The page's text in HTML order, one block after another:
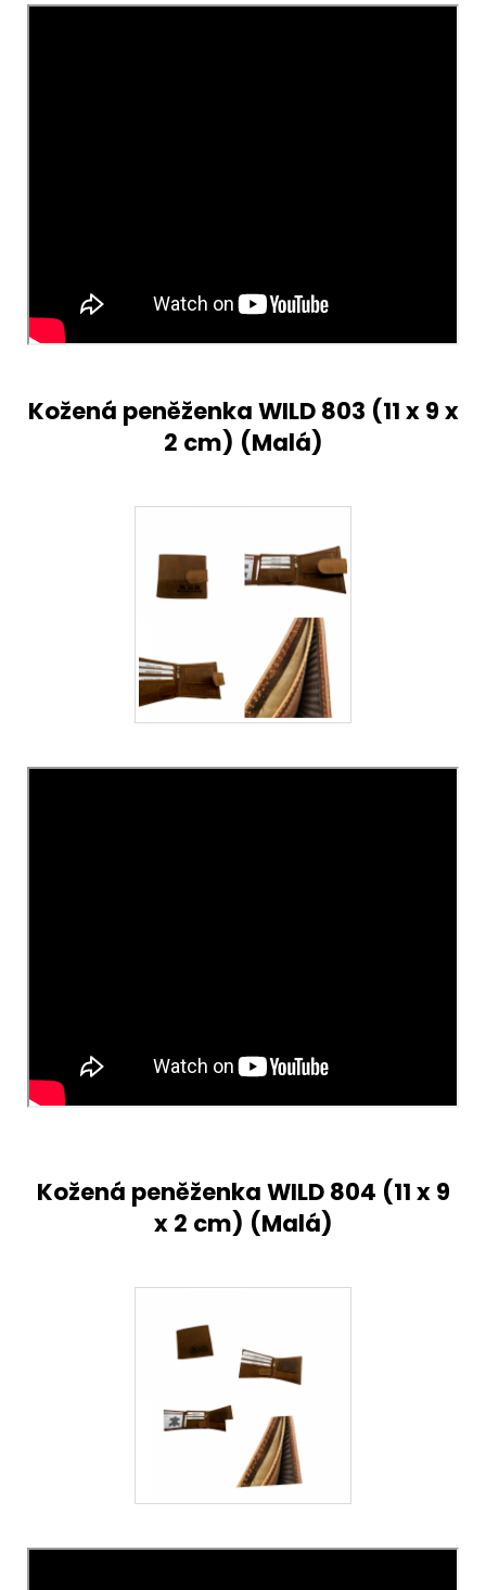
Kožená peněženka WILD 803 (11 x 9 x
2 cm) (Malá)
Kožená peněženka WILD 804 (11 x 9
x 2 cm) (Malá)